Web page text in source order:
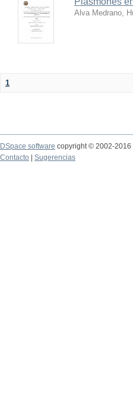
Alva Medrano,
1
DSpace software copyright © 2002-2016
Contacto
Sugerencias